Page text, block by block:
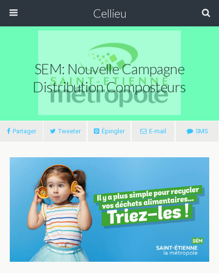
Cellieu
SEM: Nouvelle Campagne
Distribution Composteurs
Partager Tweeter Épingler E-mail SMS